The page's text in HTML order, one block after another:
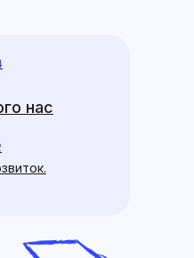
нас